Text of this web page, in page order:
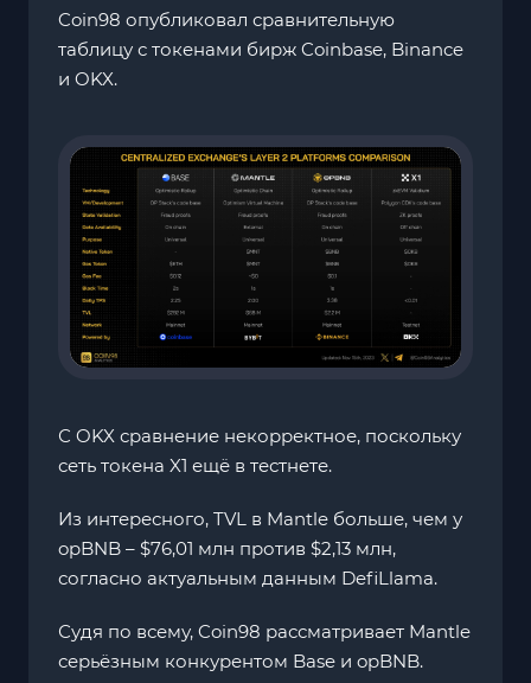
Coin98 опубликовал сравнительную
таблицу с токенами бирж Coinbase, Binance
и OKX.
С OKX сравнение некорректное, поскольку
сеть токена X1 ещё в тестнете.
Из интересного, TVL в Mantle больше, чем у
opBNB – $76,01 млн против $2,13 млн,
согласно актуальным данным DefiLlama.
Судя по всему, Coin98 рассматривает Mantle
серьёзным конкурентом Base и opBNB.